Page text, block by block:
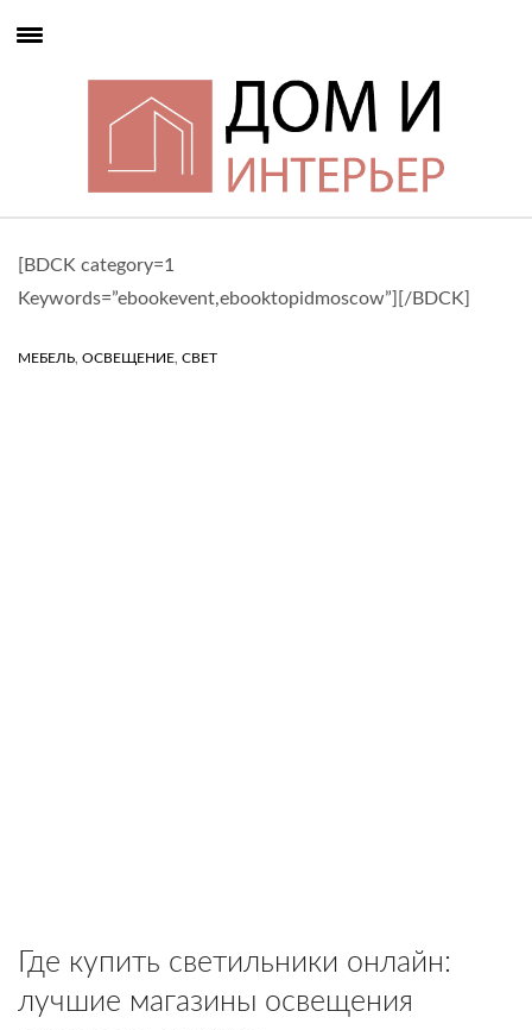
[BDCK category=1
Keywords=”ebookevent,ebooktopidmoscow”][/BDCK]
МЕБЕЛЬ, ОСВЕЩЕНИЕ, СВЕТ
Где купить светильники онлайн:
лучшие магазины освещения